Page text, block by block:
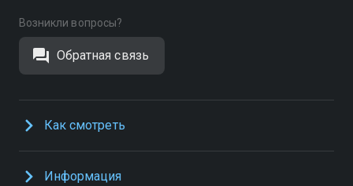
Возникли вопросы?
Обратная связь
Как смотреть
Информация